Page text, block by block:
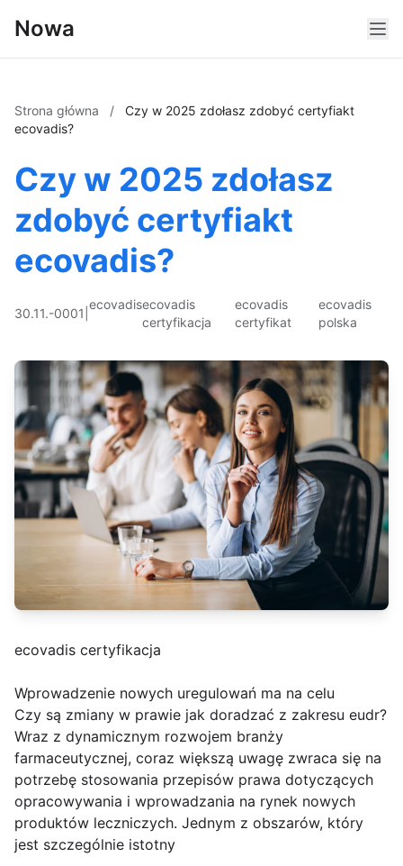
Nowa
Strona główna /
Czy w 2025 zdołasz zdobyć certyfiakt
ecovadis?
Czy w 2025 zdołasz
zdobyć certyfiakt
ecovadis?
30.11.-0001
ecovadisecovadis
certyfikacja
ecovadis
certyfikat
ecovadis
polska
ecovadis certyfikacja
Wprowadzenie nowych uregulowań ma na celu
Czy są zmiany w prawie jak doradzać z zakresu eudr?
Wraz z dynamicznym rozwojem branży
farmaceutycznej, coraz większą uwagę zwraca się na
potrzebę stosowania przepisów prawa dotyczących
opracowywania i wprowadzania na rynek nowych
produktów leczniczych. Jednym z obszarów, który
jest szczególnie istotny